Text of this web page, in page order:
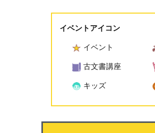
イベントアイコン
イベント
古文書講座
キッズ